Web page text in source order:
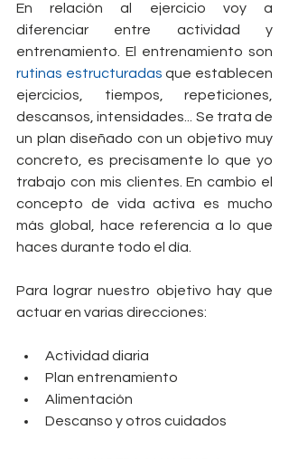
En relación al ejercicio voy a
diferenciar entre actividad y
rutinas estructuradas que establecen
ejercicios, tiempos, repeticiones,
descansos, intensidades... Se trata de
un plan diseñado con un objetivo muy
concreto, es precisamente lo que yo
trabajo con mis clientes. En cambio el
concepto de vida activa es mucho
más global, hace referencia a lo que
haces durante todo el día.
Para lograr nuestro objetivo hay que
actuar en varias direcciones:
Actividad diaria
Plan entrenamiento
Alimentación
Descanso y otros cuidados